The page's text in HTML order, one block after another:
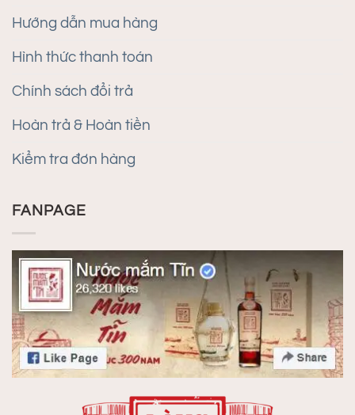
Hướng dẫn mua hàng
Hình thức thanh toán
Chính sách đổi trả
Hoàn trả & Hoàn tiền
Kiểm tra đơn hàng
FANPAGE